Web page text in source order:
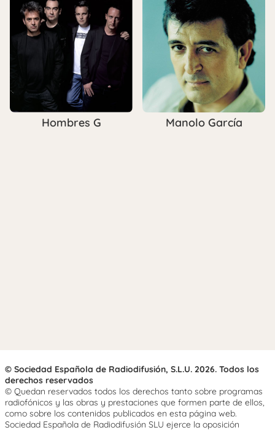
Hombres G Manolo García
© Sociedad Española de Radiodifusión, S.L.U. 2026. Todos los
derechos reservados
© Quedan reservados todos los derechos tanto sobre programas
radiofónicos y las obras y prestaciones que formen parte de ellos,
como sobre los contenidos publicados en esta página web.
Sociedad Española de Radiodifusión SLU ejerce la oposición